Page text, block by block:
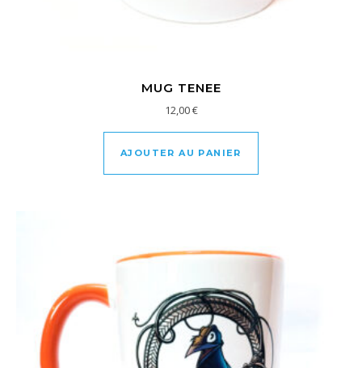
MUG TENEE
12,00€
AJOUTER AU PANIER